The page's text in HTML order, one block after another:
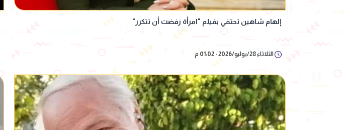
إلهام شاهين تحتفي بفيلم "امرأة رفضت أن تتكرر"
الثلاثاء 28/يوليو/2026 - 01:02 م